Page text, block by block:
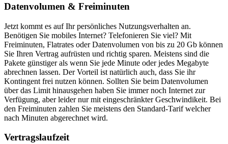
Datenvolumen & Freiminuten
Jetzt kommt es auf Ihr persönliches Nutzungsverhalten an.
Benötigen Sie mobiles Internet? Telefonieren Sie viel? Mit
Freiminuten, Flatrates oder Datenvolumen von bis zu 20 Gb können
Sie Ihren Vertrag aufrüsten und richtig sparen. Meistens sind die
Pakete günstiger als wenn Sie jede Minute oder jedes Megabyte
abrechnen lassen. Der Vorteil ist natürlich auch, dass Sie ihr
Kontingent frei nutzen können. Sollten Sie beim Datenvolumen
über das Limit hinausgehen haben Sie immer noch Internet zur
Verfügung, aber leider nur mit eingeschränkter Geschwindikeit. Bei
den Freiminuten zahlen Sie meistens den Standard-Tarif welcher
nach Minuten abgerechnet wird.
Vertragslaufzeit